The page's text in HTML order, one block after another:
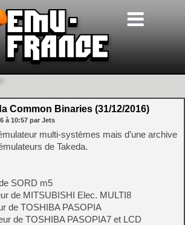
Common Binaries (31/12/2016)
à 10:57 par Jets
multi-systèmes mais d’une archive
de Takeda.
SORD m5
de MITSUBISHI Elec. MULTI8
de TOSHIBA PASOPIA
de TOSHIBA PASOPIA7 et LCD